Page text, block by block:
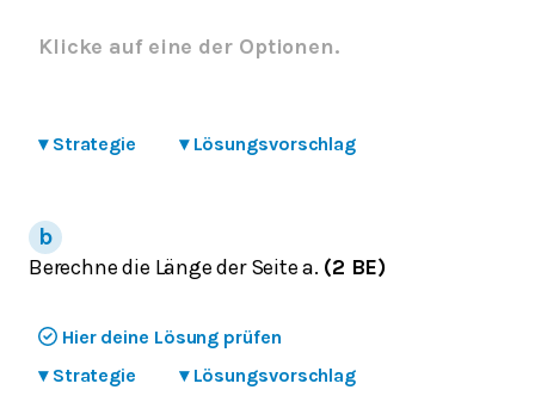
Klicke auf eine der Optionen.
▾ Strategie ▾ Lösungsvorschlag
Berechne die Länge der Seite a. (2 BE)
Hier deine Lösung prüfen
▾ Strategie ▾ Lösungsvorschlag